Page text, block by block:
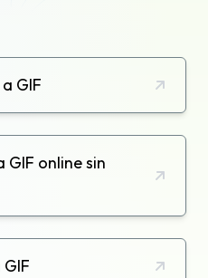
GIF
online sin